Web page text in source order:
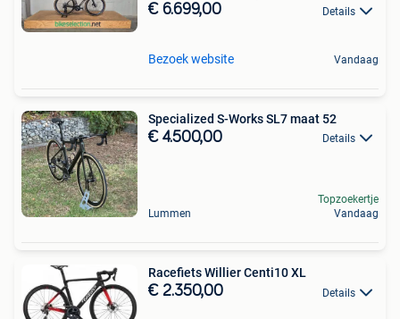
€ 6.699,00 Details
Bezoek website Vandaag
Specialized S-Works SL7 maat 52
€ 4.500,00 Details
Lummen
Topzoekertje
Vandaag
Racefiets Willier Centi10 XL
€ 2.350,00 Details